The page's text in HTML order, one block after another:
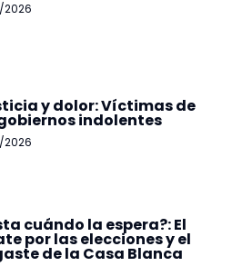
y dolor: Víctimas de
indolentes
cuándo la espera?: El
por las elecciones y el
de la Casa Blanca